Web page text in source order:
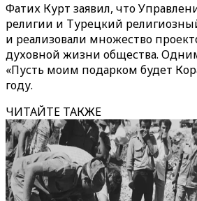
Фатих Курт заявил, что
религии и Турецкий
и реализовали множество
духовной жизни общества.
«Пусть моим подарком будет
году.
ЧИТАЙТЕ ТАКЖЕ